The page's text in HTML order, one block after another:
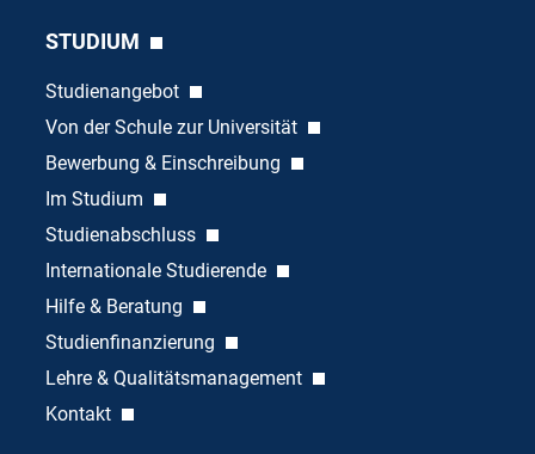
STUDIUM
Studienangebot
Von der Schule zur Universität
Bewerbung & Einschreibung
Im Studium
Studienabschluss
Internationale Studierende
Hilfe & Beratung
Studienfinanzierung
Lehre & Qualitätsmanagement
Kontakt